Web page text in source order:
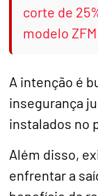
corte de
modelo ZFM
A intenção é
insegurança
instalados no
Além disso,
enfrentar a